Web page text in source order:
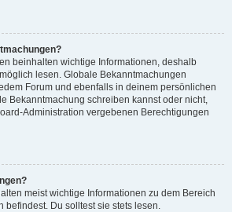
beinhalten wichtige Informationen, deshalb
lesen. Globale Bekanntmachungen
Forum und ebenfalls in deinem persönlichen
Bekanntmachung schreiben kannst oder nicht,
Administration vergebenen Berechtigungen
meist wichtige Informationen zu dem Bereich
befindest. Du solltest sie stets lesen.